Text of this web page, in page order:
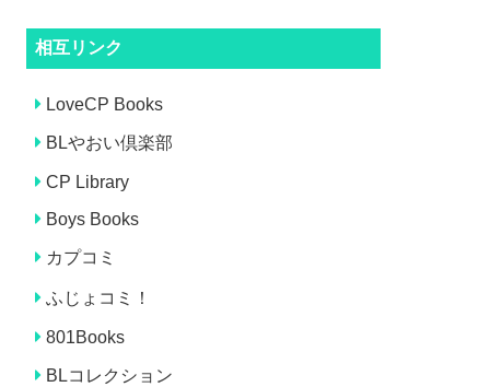
相互リンク
LoveCP Books
BLやおい倶楽部
CP Library
Boys Books
カプコミ
ふじょコミ！
801Books
BLコレクション